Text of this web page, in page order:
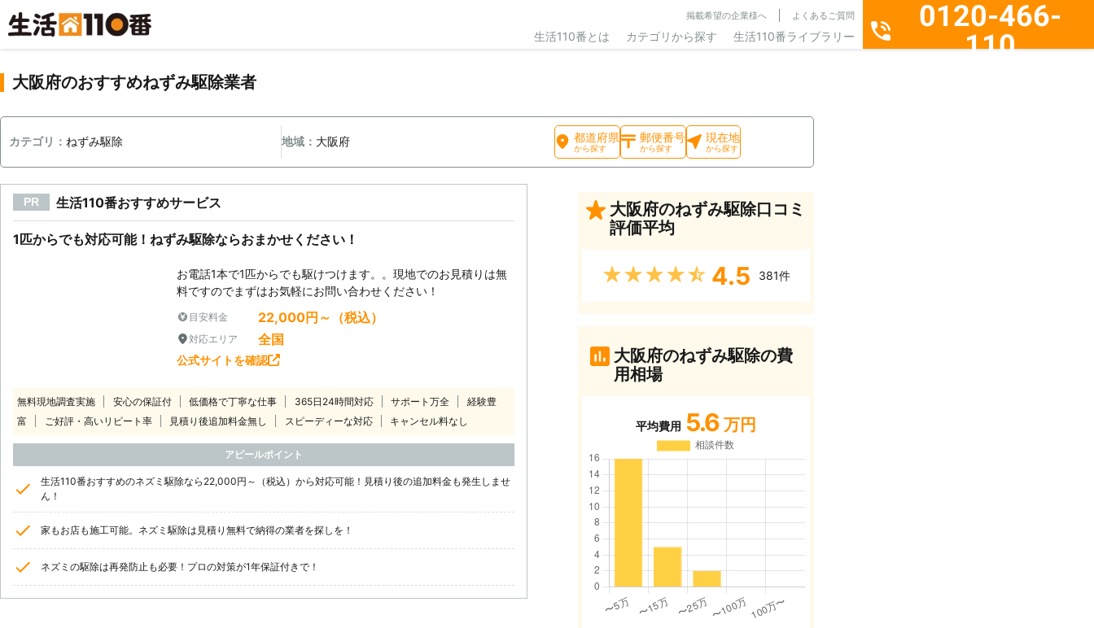
掲載希望の企業様へ よくあるご質問
生活110番とは カテゴリから探す 生活110番ライブラリー
0120-466-
110
大阪府のおすすめねずみ駆除業者
カテゴリ： ねずみ駆除 地域： 大阪府 都道府県
から探す
郵便番号
から探す
現在地
から探す
PR 生活110番おすすめサービス
1匹からでも対応可能！ねずみ駆除ならおまかせください！
お電話1本で1匹からでも駆けつけます。。現地でのお見積りは無
料ですのでまずはお気軽にお問い合わせください！
目安料金 22,000円～（税込）
対応エリア 全国
公式サイトを確認
無料現地調査実施 安心の保証付 低価格で丁寧な仕事 365日24時間対応 サポート万全
経験豊
富
ご好評・高いリピート率 見積り後追加料金無し スピーディーな対応 キャンセル料なし
アピールポイント
生活110番おすすめのネズミ駆除なら22,000円～（税込）から対応可能！見積り後の追加料金も発生しませ
ん！
家もお店も施工可能。ネズミ駆除は見積り無料で納得の業者を探しを！
ネズミの駆除は再発防止も必要！プロの対策が1年保証付きで！
大阪府のねずみ駆除口コミ
評価平均
★★★★★ 4.5 381件
大阪府のねずみ駆除の費
用相場
平均費用 5.6 万円